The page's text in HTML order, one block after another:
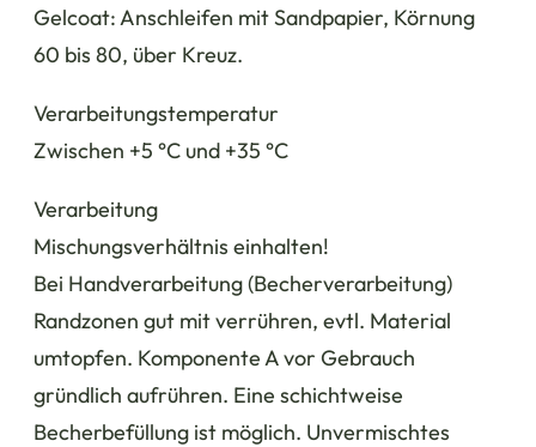
Gelcoat: Anschleifen mit Sandpapier, Körnung
60 bis 80, über Kreuz.
Verarbeitungstemperatur
Zwischen +5 °C und +35 °C
Verarbeitung
Mischungsverhältnis einhalten!
Bei Handverarbeitung (Becherverarbeitung)
Randzonen gut mit verrühren, evtl. Material
umtopfen. Komponente A vor Gebrauch
gründlich aufrühren. Eine schichtweise
Becherbefüllung ist möglich. Unvermischtes